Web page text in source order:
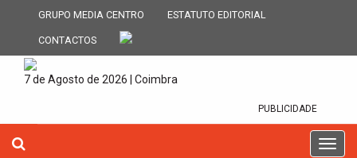
GRUPO MEDIA CENTRO ESTATUTO EDITORIAL
CONTACTOS
7 de Agosto de 2026 | Coimbra
PUBLICIDADE
T